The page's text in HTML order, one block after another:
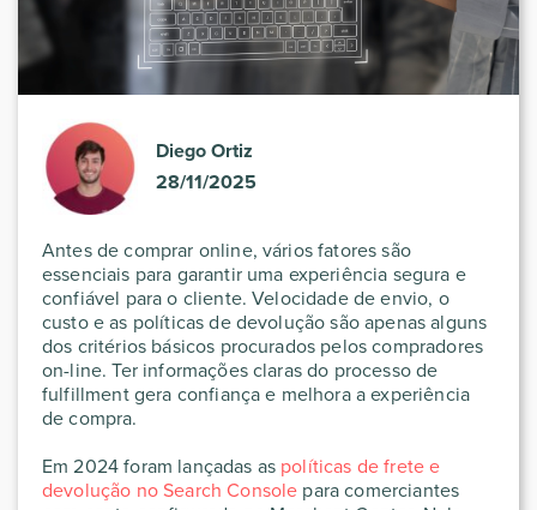
Diego Ortiz
28/11/2025
Antes de comprar online, vários fatores são
essenciais para garantir uma experiência segura e
confiável para o cliente. Velocidade de envio, o
custo e as políticas de devolução são apenas alguns
dos critérios básicos procurados pelos compradores
on-line. Ter informações claras do processo de
fulfillment gera confiança e melhora a experiência
de compra.
Em 2024 foram lançadas as políticas de frete e
devolução no Search Console para comerciantes